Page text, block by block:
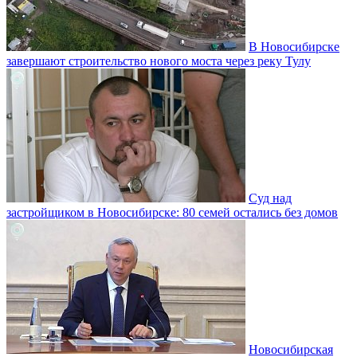
В Новосибирске
завершают строительство нового моста через реку Тулу
Суд над
застройщиком в Новосибирске: 80 семей остались без домов
Новосибирская